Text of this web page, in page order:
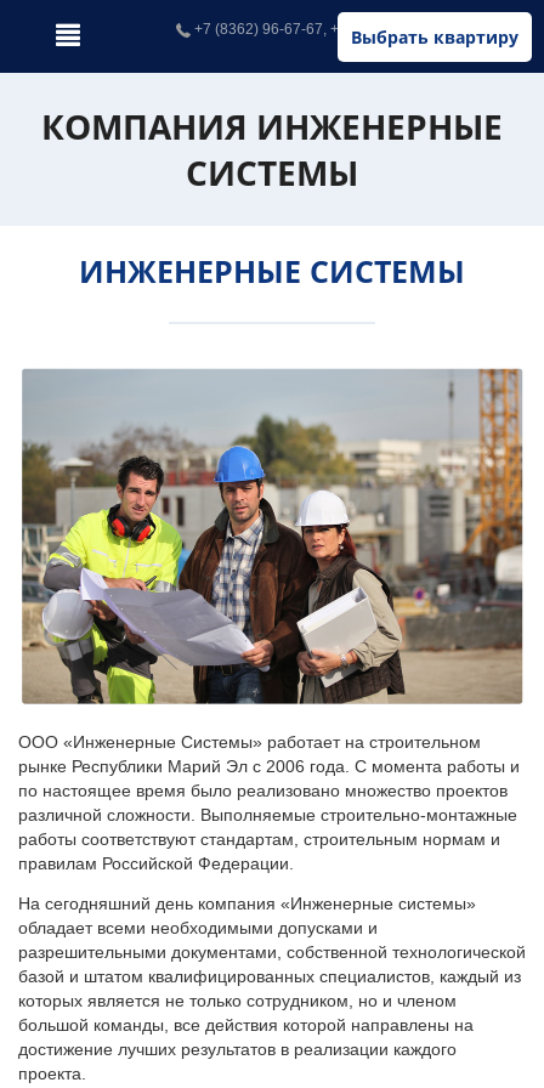
Выбрать квартиру
+7 (8362) 96-67-67, +7 (902) 326-67-67
КОМПАНИЯ ИНЖЕНЕРНЫЕ
СИСТЕМЫ
ИНЖЕНЕРНЫЕ СИСТЕМЫ
ООО «Инженерные Системы» работает на строительном
рынке Республики Марий Эл с 2006 года. С момента работы и
по настоящее время было реализовано множество проектов
различной сложности. Выполняемые строительно-монтажные
работы соответствуют стандартам, строительным нормам и
правилам Российской Федерации.
На сегодняшний день компания «Инженерные системы»
обладает всеми необходимыми допусками и
разрешительными документами, собственной технологической
базой и штатом квалифицированных специалистов, каждый из
которых является не только сотрудником, но и членом
большой команды, все действия которой направлены на
достижение лучших результатов в реализации каждого
проекта.